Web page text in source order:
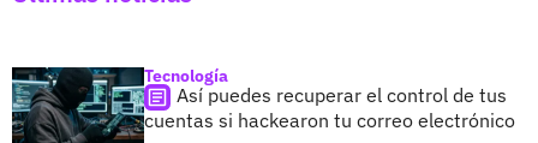
Tecnología
Así puedes recuperar el control de tus
cuentas si hackearon tu correo electrónico